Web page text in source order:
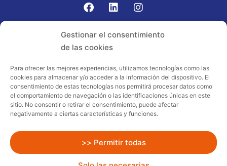
Gestionar el consentimiento
de las cookies
Para ofrecer las mejores experiencias, utilizamos tecnologías como las
cookies para almacenar y/o acceder a la información del dispositivo. El
consentimiento de estas tecnologías nos permitirá procesar datos como
el comportamiento de navegación o las identificaciones únicas en este
sitio. No consentir o retirar el consentimiento, puede afectar
negativamente a ciertas características y funciones.
>> Permitir todas
Proyecto acogido al programa de
incentivos ligados al autoconsumo y
almacenamiento, con fuentes de energía
renovables, así como a la implantación
sector residencial en el marco del Plan
de Recuperación, Transformación y